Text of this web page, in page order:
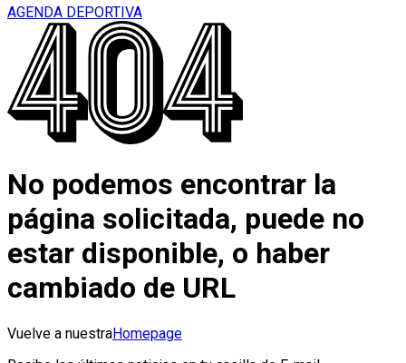
AGENDA DEPORTIVA
No podemos encontrar la
página solicitada, puede no
estar disponible, o haber
cambiado de URL
Vuelve a nuestraHomepage